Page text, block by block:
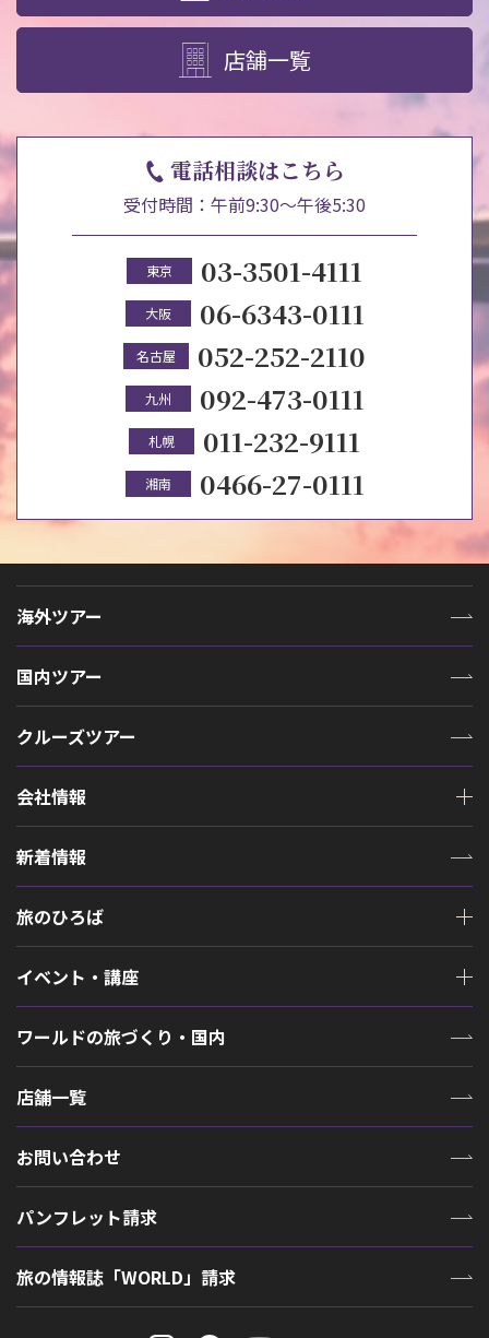
店舗一覧
電話相談はこちら
受付時間：午前9:30～午後5:30
東京 03-3501-4111
大阪 06-6343-0111
名古屋 052-252-2110
九州 092-473-0111
札幌 011-232-9111
湘南 0466-27-0111
海外ツアー
国内ツアー
クルーズツアー
会社情報
新着情報
旅のひろば
イベント・講座
ワールドの旅づくり・国内
店舗一覧
お問い合わせ
パンフレット請求
旅の情報誌「WORLD」請求